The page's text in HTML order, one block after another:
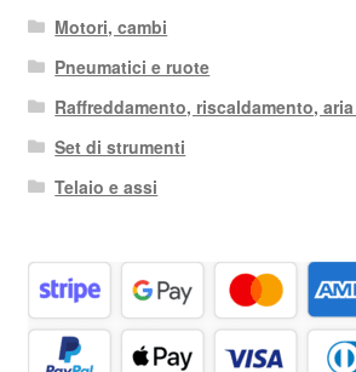
Motori, cambi
Pneumatici e ruote
Raffreddamento, riscaldamento,
Set di strumenti
Telaio e assi